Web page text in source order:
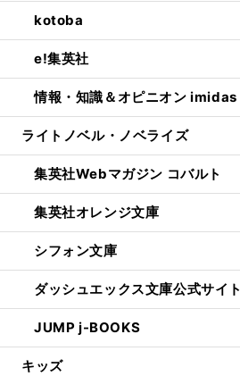
kotoba
e!集英社
情報・知識＆オピニオン imidas
ライトノベル・ノベライズ
集英社Webマガジン コバルト
集英社オレンジ文庫
シフォン文庫
ダッシュエックス文庫公式サイト
JUMP j-BOOKS
キッズ